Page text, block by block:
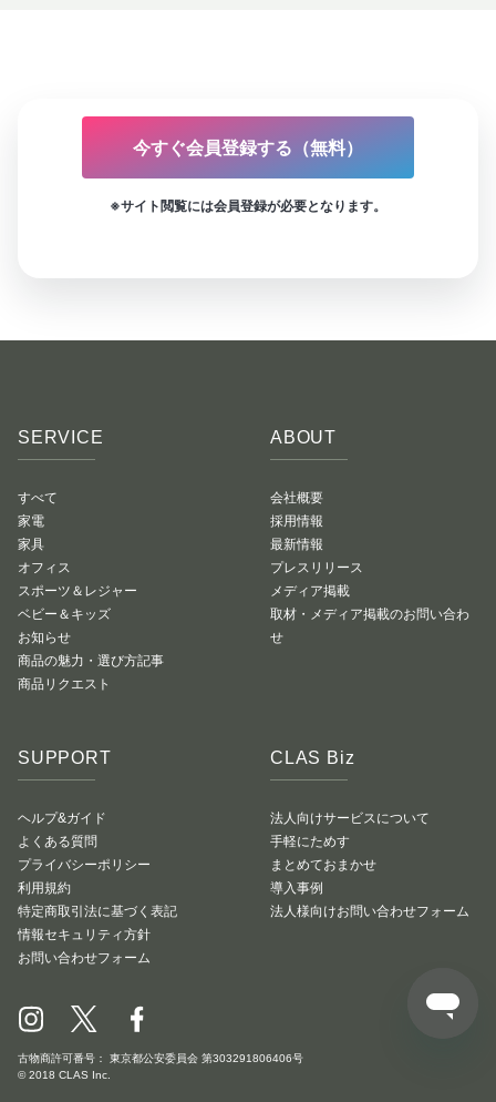
今すぐ会員登録する（無料）
※サイト閲覧には会員登録が必要となります。
SERVICE
すべて
家電
家具
オフィス
スポーツ＆レジャー
ベビー＆キッズ
お知らせ
商品の魅力・選び方記事
商品リクエスト
ABOUT
会社概要
採用情報
最新情報
プレスリリース
メディア掲載
取材・メディア掲載のお問い合わ
せ
SUPPORT
ヘルプ&ガイド
よくある質問
プライバシーポリシー
利用規約
特定商取引法に基づく表記
情報セキュリティ方針
お問い合わせフォーム
CLAS Biz
法人向けサービスについて
手軽にためす
まとめておまかせ
導入事例
法人様向けお問い合わせフォーム
古物商許可番号： 東京都公安委員会 第303291806406号
© 2018 CLAS Inc.